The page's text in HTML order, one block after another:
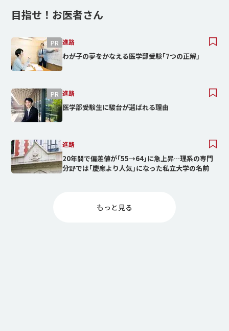
目指せ！お医者さん
進路
わが子の夢をかなえる医学部受験｢7つの正解｣
進路
医学部受験生に駿台が選ばれる理由
進路
20年間で偏差値が｢55→64｣に急上昇…理系の専門
分野では｢慶應より人気｣になった私立大学の名前
もっと⾒る